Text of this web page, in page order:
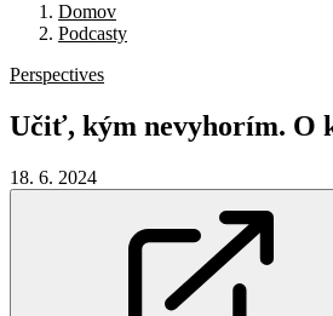
Domov
Podcasty
Perspectives
Učiť, kým nevyhorím. O
18. 6. 2024